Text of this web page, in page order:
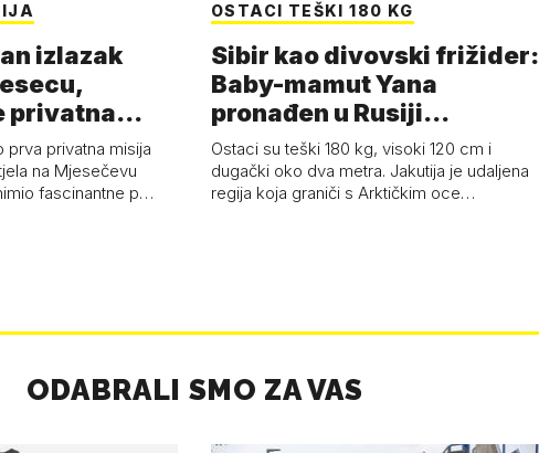
izlazak
privatna
prva privatna misija
na Mjesečevu
fascinantne p…
OSTACI TEŠKI 180 KG
Sibir kao divovski frižider:
Baby-mamut Yana
pronađen u Rusiji
najsačuvaniji je…
Ostaci su teški 180 kg, visoki 120 cm i
dugački oko dva metra. Jakutija je udaljena
regija koja graniči s Arktičkim oce…